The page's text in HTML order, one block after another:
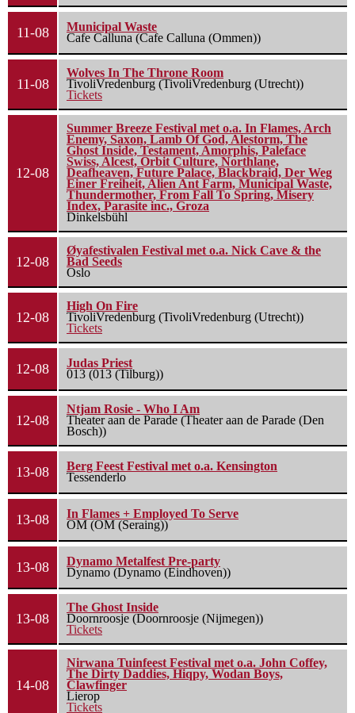
11-08
Municipal Waste
Cafe Calluna (Cafe Calluna (Ommen))
11-08
Wolves In The Throne Room
TivoliVredenburg (TivoliVredenburg (Utrecht))
Tickets
12-08
Summer Breeze Festival met o.a. In Flames, Arch
Enemy, Saxon, Lamb Of God, Alestorm, The
Ghost Inside, Testament, Amorphis, Paleface
Swiss, Alcest, Orbit Culture, Northlane,
Deafheaven, Future Palace, Blackbraid, Der Weg
Einer Freiheit, Alien Ant Farm, Municipal Waste,
Thundermother, From Fall To Spring, Misery
Index, Parasite inc., Groza
Dinkelsbühl
12-08
Øyafestivalen Festival met o.a. Nick Cave & the
Bad Seeds
Oslo
12-08
High On Fire
TivoliVredenburg (TivoliVredenburg (Utrecht))
Tickets
12-08
Judas Priest
013 (013 (Tilburg))
12-08
Ntjam Rosie - Who I Am
Theater aan de Parade (Theater aan de Parade (Den
Bosch))
13-08
Berg Feest Festival met o.a. Kensington
Tessenderlo
13-08
In Flames + Employed To Serve
OM (OM (Seraing))
13-08
Dynamo Metalfest Pre-party
Dynamo (Dynamo (Eindhoven))
13-08
The Ghost Inside
Doornroosje (Doornroosje (Nijmegen))
Tickets
14-08
Nirwana Tuinfeest Festival met o.a. John Coffey,
The Dirty Daddies, Hiqpy, Wodan Boys,
Clawfinger
Lierop
Tickets